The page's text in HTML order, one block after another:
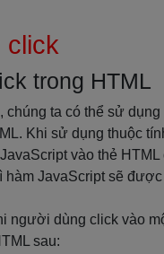
click
trong HTML
ta có thể sử dụng
Khi sử dụng thuộc
vào thẻ HTML
hàm JavaScript sẽ
người dùng click vào
sau: